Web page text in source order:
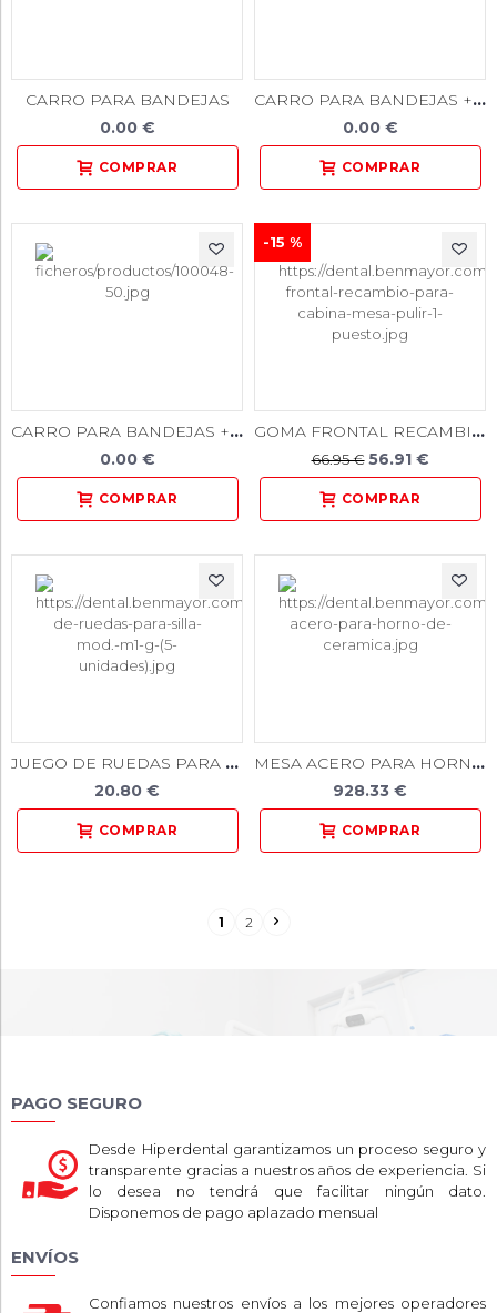
CARRO PARA BANDEJAS
0.00 €
CARRO PARA BANDEJAS + 30 BANDEJAS PEQUEÑAS + 20 BANDEJAS GRANDES
0.00 €
CARRO PARA BANDEJAS + 60 BANDEJAS PEQUEÑAS
0.00 €
GOMA FRONTAL RECAMBIO PARA CABINA MESA PULIR 1 PUESTO
66.95 € 56.91 €
-15 %
JUEGO DE RUEDAS PARA SILLA (5 UNIDADES)
20.80 €
MESA ACERO PARA HORNO DE CERAMICA
928.33 €
1 2
PAGO SEGURO
Desde Hiperdental garantizamos un proceso seguro y
transparente gracias a nuestros años de experiencia. Si
lo desea no tendrá que facilitar ningún dato.
Disponemos de pago aplazado mensual
ENVÍOS
Confiamos nuestros envíos a los mejores operadores